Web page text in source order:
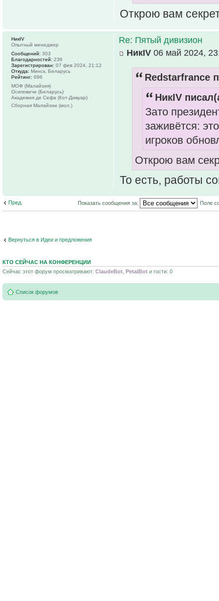
Открою вам
Re: Пятый дивизион
НикIV 06 май 2024,
Redstarfrance
НикIV
Зато
заживётся:
игроков
Открою вам
То есть, работы
НикIV
Опытный менеджер
Сообщений: 303
Благодарностей: 236
Зарегистрирован: 07 фев 2024, 21:12
Откуда: Минск, Беларусь
Рейтинг: 696
МОФ (Малайзия)
Осиповичи (Беларусь)
Академия де Сефа (Кот-Дивуар)
Сборная Малайзии (мол.)
Пред. Показать сообщения за: Поле
Вернуться в Идеи и предложения
КТО СЕЙЧАС НА КОНФЕРЕНЦИИ
Сейчас этот форум просматривают: ClaudeBot PetalBot и гости: 0
Список форумов